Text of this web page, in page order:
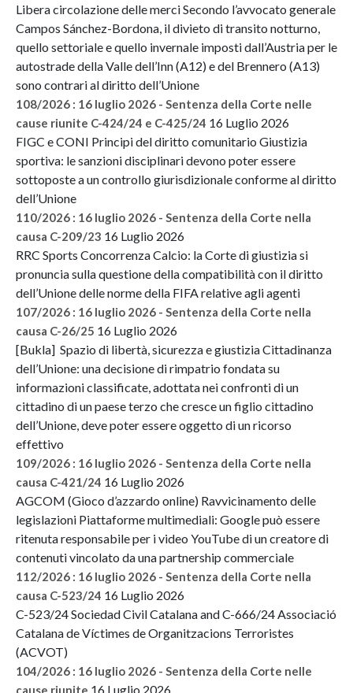
Libera circolazione delle merci Secondo l’avvocato generale
Campos Sánchez-Bordona, il divieto di transito notturno,
quello settoriale e quello invernale imposti dall’Austria per le
autostrade della Valle dell’Inn (A12) e del Brennero (A13)
sono contrari al diritto dell’Unione
108/2026 : 16 luglio 2026 - Sentenza della Corte nelle
cause riunite C-424/24 e C-425/24 16 Luglio 2026
FIGC e CONI Principi del diritto comunitario Giustizia
sportiva: le sanzioni disciplinari devono poter essere
sottoposte a un controllo giurisdizionale conforme al diritto
dell’Unione
110/2026 : 16 luglio 2026 - Sentenza della Corte nella
causa C-209/23 16 Luglio 2026
RRC Sports Concorrenza Calcio: la Corte di giustizia si
pronuncia sulla questione della compatibilità con il diritto
dell’Unione delle norme della FIFA relative agli agenti
107/2026 : 16 luglio 2026 - Sentenza della Corte nella
causa C-26/25 16 Luglio 2026
[Bukla] Spazio di libertà, sicurezza e giustizia Cittadinanza
dell’Unione: una decisione di rimpatrio fondata su
informazioni classificate, adottata nei confronti di un
cittadino di un paese terzo che cresce un figlio cittadino
dell’Unione, deve poter essere oggetto di un ricorso
effettivo
109/2026 : 16 luglio 2026 - Sentenza della Corte nella
causa C-421/24 16 Luglio 2026
AGCOM (Gioco d’azzardo online) Ravvicinamento delle
legislazioni Piattaforme multimediali: Google può essere
ritenuta responsabile per i video YouTube di un creatore di
contenuti vincolato da una partnership commerciale
112/2026 : 16 luglio 2026 - Sentenza della Corte nella
causa C-523/24 16 Luglio 2026
C-523/24 Sociedad Civil Catalana and C-666/24 Associació
Catalana de Víctimes de Organitzacions Terroristes
(ACVOT)
104/2026 : 16 luglio 2026 - Sentenza della Corte nelle
cause riunite 16 Luglio 2026